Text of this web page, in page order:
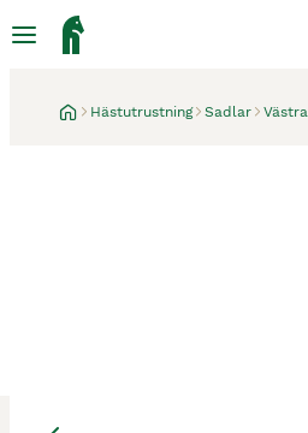
Hästutrustning Sadlar